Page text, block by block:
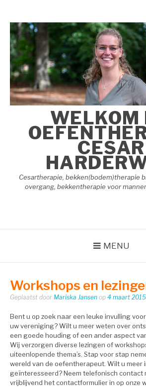
inhoud
springen
WELKOM
CESAR
Cesartherapie, bekken(bodem)therapie
overgang, bekkentherapie voor
MENU
Workshops en
Geplaatst door Mariska Jansen op 4 maart 2015
Bent u op zoek naar een leuke invulling
uw vereniging? Wilt u meer weten over
een goede houding of een ander aspect
Wij verzorgen diverse lezingen of
uiteenlopende thema’s. Stap voor stap
wereld van de oefentherapeut. Wilt u meer
geïnteresseerd? Neem telefonisch contact
vrijblijvend het contactformulier in op onze